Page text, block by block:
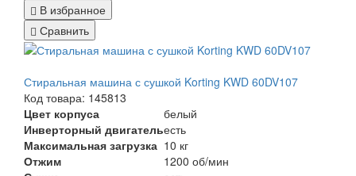
В избранное
Сравнить
Стиральная машина с сушкой Korting KWD 60DV107
Код товара: 145813
Цвет корпуса
белый
Инверторный двигательесть
Максимальная загрузка 10 кг
Отжим
1200 об/мин